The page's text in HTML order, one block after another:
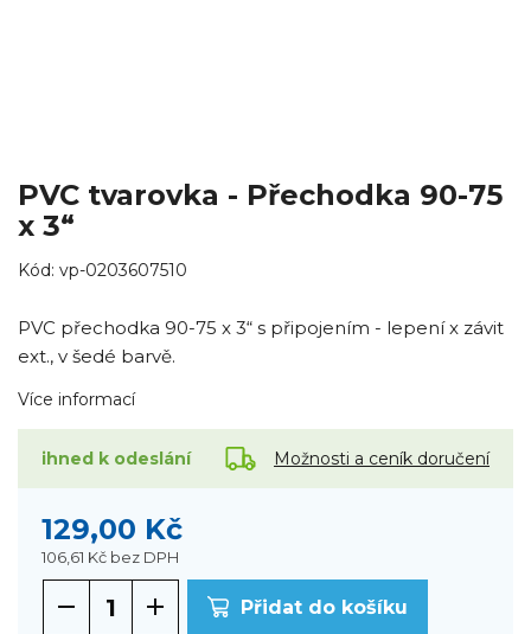
PVC tvarovka - Přechodka 90-75
x 3“
Kód: vp-0203607510
PVC přechodka 90-75 x 3“ s připojením - lepení x závit
ext., v šedé barvě.
Více informací
ihned k odeslání Možnosti a ceník doručení
129,00 Kč
106,61 Kč bez DPH
Přidat do košíku